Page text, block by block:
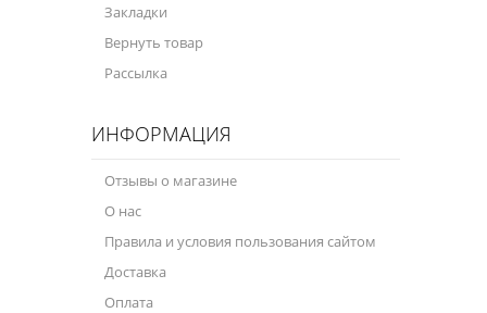
Закладки
Вернуть товар
Рассылка
ИНФОРМАЦИЯ
Отзывы о магазине
О нас
Правила и условия пользования сайтом
Доставка
Оплата